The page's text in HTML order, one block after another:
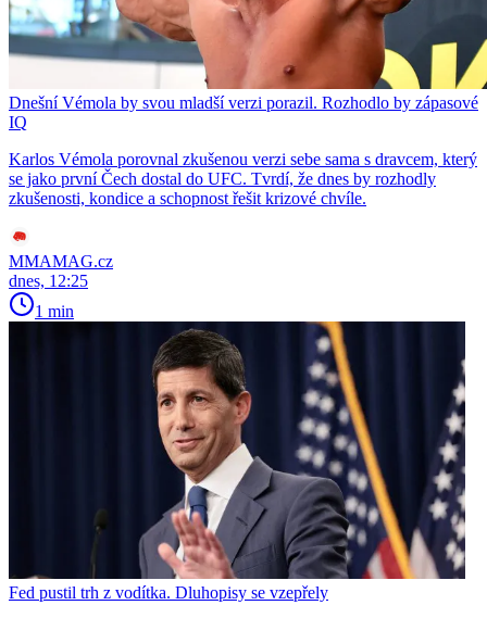
Dnešní Vémola by svou mladší verzi porazil. Rozhodlo by zápasové
IQ
Karlos Vémola porovnal zkušenou verzi sebe sama s dravcem, který
se jako první Čech dostal do UFC. Tvrdí, že dnes by rozhodly
zkušenosti, kondice a schopnost řešit krizové chvíle.
MMAMAG.cz
dnes, 12:25
1 min
Fed pustil trh z vodítka. Dluhopisy se vzepřely